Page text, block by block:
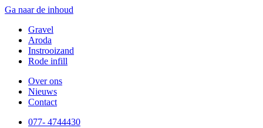
Ga naar de inhoud
Gravel
Aroda
Instrooizand
Rode infill
Over ons
Nieuws
Contact
077- 4744430